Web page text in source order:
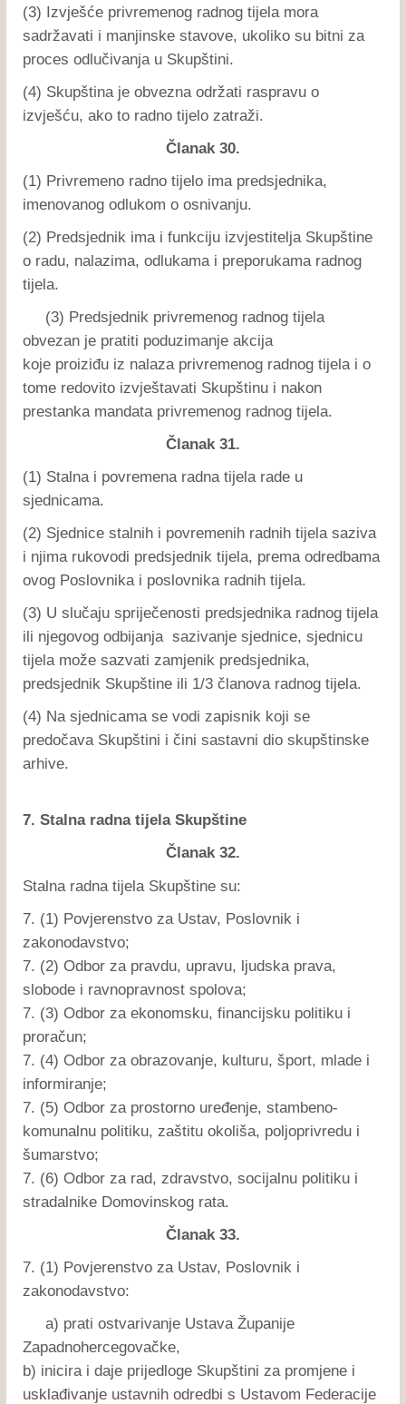
(3) Izvješće privremenog radnog tijela mora
sadržavati i manjinske stavove, ukoliko su bitni za
proces odlučivanja u Skupštini.
(4) Skupština je obvezna održati raspravu o
izvješću, ako to radno tijelo zatraži.
Članak 30.
(1) Privremeno radno tijelo ima predsjednika,
imenovanog odlukom o osnivanju.
(2) Predsjednik ima i funkciju izvjestitelja Skupštine
o radu, nalazima, odlukama i preporukama radnog
tijela.
(3) Predsjednik privremenog radnog tijela
obvezan je pratiti poduzimanje akcija
koje proiziđu iz nalaza privremenog radnog tijela i o
tome redovito izvještavati Skupštinu i nakon
prestanka mandata privremenog radnog tijela.
Članak 31.
(1) Stalna i povremena radna tijela rade u
sjednicama.
(2) Sjednice stalnih i povremenih radnih tijela saziva
i njima rukovodi predsjednik tijela, prema odredbama
ovog Poslovnika i poslovnika radnih tijela.
(3) U slučaju spriječenosti predsjednika radnog tijela
ili njegovog odbijanja sazivanje sjednice, sjednicu
tijela može sazvati zamjenik predsjednika,
predsjednik Skupštine ili 1/3 članova radnog tijela.
(4) Na sjednicama se vodi zapisnik koji se
predočava Skupštini i čini sastavni dio skupštinske
arhive.
7. Stalna radna tijela Skupštine
Članak 32.
Stalna radna tijela Skupštine su:
7. (1) Povjerenstvo za Ustav, Poslovnik i
zakonodavstvo;
7. (2) Odbor za pravdu, upravu, ljudska prava,
slobode i ravnopravnost spolova;
7. (3) Odbor za ekonomsku, financijsku politiku i
proračun;
7. (4) Odbor za obrazovanje, kulturu, šport, mlade i
informiranje;
7. (5) Odbor za prostorno uređenje, stambeno-
komunalnu politiku, zaštitu okoliša, poljoprivredu i
šumarstvo;
7. (6) Odbor za rad, zdravstvo, socijalnu politiku i
stradalnike Domovinskog rata.
Članak 33.
7. (1) Povjerenstvo za Ustav, Poslovnik i
zakonodavstvo:
a) prati ostvarivanje Ustava Županije
Zapadnohercegovačke,
b) inicira i daje prijedloge Skupštini za promjene i
usklađivanje ustavnih odredbi s Ustavom Federacije